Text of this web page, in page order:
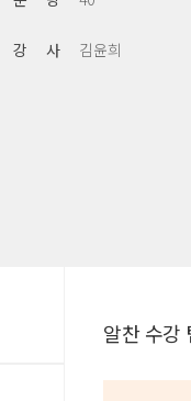
강 사 김윤희
알찬 수강